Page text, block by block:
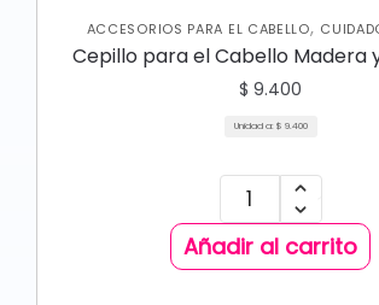
ACCESORIOS PARA EL CABELLO,
VARIEDADES
Cepillo para el Cabello Madera
$ 9.400
Unidad a: $ 9.400
Añadir al carrito